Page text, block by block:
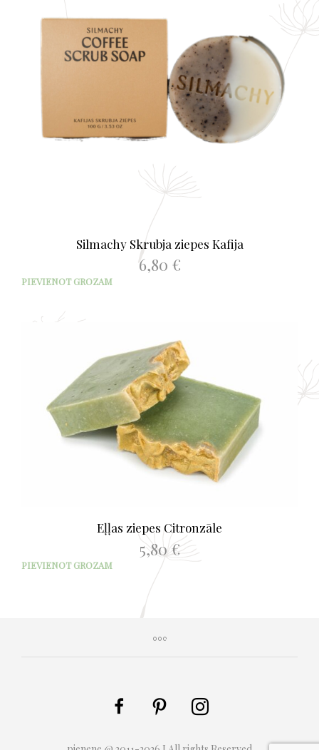
Silmachy Skrubja ziepes Kafija
6,80 €
PIEVIENOT GROZAM
Eļļas ziepes Citronzāle
5,80€
PIEVIENOT GROZAM